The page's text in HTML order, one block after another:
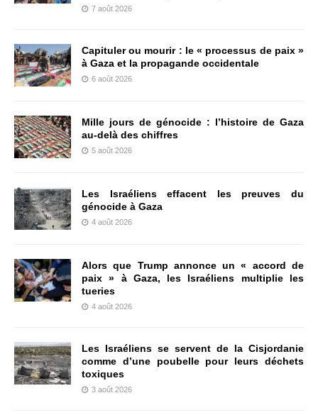
7 août 2026
Capituler ou mourir : le « processus de paix »
à Gaza et la propagande occidentale
6 août 2026
Mille jours de génocide : l’histoire de Gaza
au-delà des chiffres
5 août 2026
Les Israéliens effacent les preuves du
génocide à Gaza
4 août 2026
Alors que Trump annonce un « accord de
paix » à Gaza, les Israéliens multiplie les
tueries
4 août 2026
Les Israéliens se servent de la Cisjordanie
comme d’une poubelle pour leurs déchets
toxiques
3 août 2026